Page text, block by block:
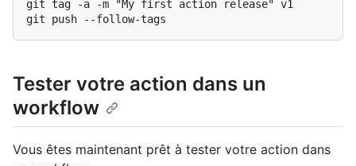
git tag -a -m "My first action release" v1
Tester votre action dans un
workflow
Vous êtes maintenant prêt à tester votre action dans